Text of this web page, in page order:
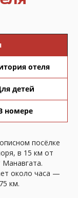
отеля
детей
номере
посёлке
в 15 км от
Манавгата.
около часа —
км.